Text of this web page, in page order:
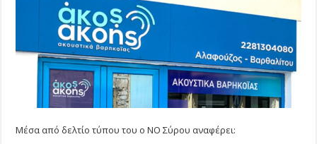
της
Δάφνης
Μπουγιούρη
Μέσα από δελτίο τύπου του ο ΝΟ Σύρου αναφέρει: